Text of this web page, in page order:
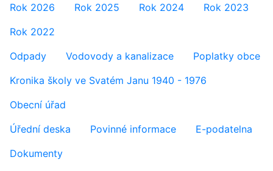
Rok 2026
Rok 2025 Rok 2024
Rok 2023
Rok 2022
Odpady
Vodovody a kanalizace
Poplatky obce
Kronika školy ve Svatém Janu 1940 - 1976
Obecní úřad
Úřední deska
Povinné informace
E-podatelna
Dokumenty